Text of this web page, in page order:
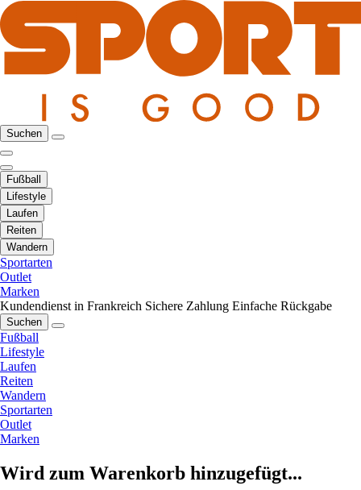
Suchen
Fußball
Lifestyle
Laufen
Reiten
Wandern
Sportarten
Outlet
Marken
Kundendienst in Frankreich Sichere Zahlung Einfache Rückgabe
Suchen
Fußball
Lifestyle
Laufen
Reiten
Wandern
Sportarten
Outlet
Marken
Wird zum Warenkorb hinzugefügt...